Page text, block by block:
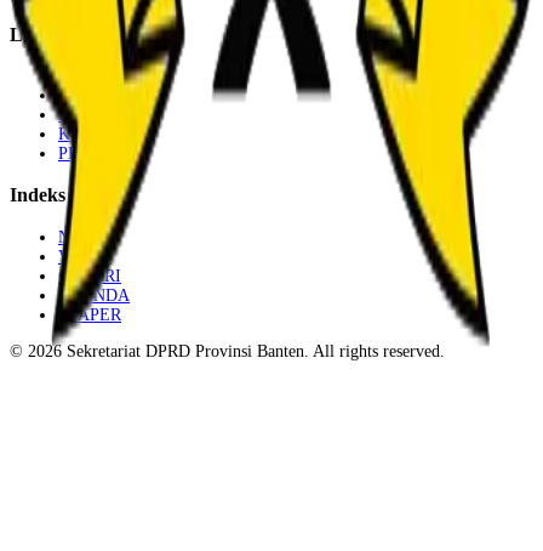
Link
SETDPRD
KPU
BAWASLU
KOMINFO
PEMPROV
Indeks
NEWS
VIDEO
GALERI
AGENDA
EPAPER
© 2026 Sekretariat DPRD Provinsi Banten. All rights reserved.